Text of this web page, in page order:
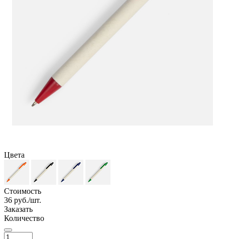
Цвета
Стоимость
36 руб./шт.
Заказать
Количество